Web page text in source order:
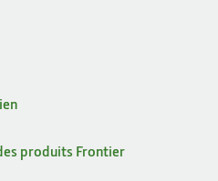
produits Frontier